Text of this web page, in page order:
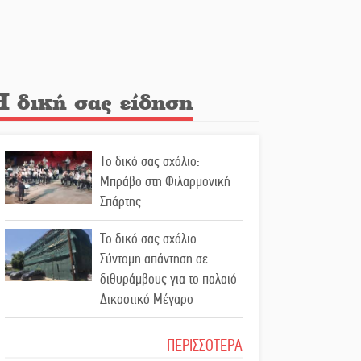
Κλήρωσε για τον Αστέρα
Οδύνη στην Απιδιά για τον
χαμό της 29χρονης Ελένης
σε τροχαίο
«Σφραγίδα» έργου και
απολογισμού στο
Παναρκαδικό από τον Κυρ.
Διαμαντάκο
Μια «χρυσή» ελαιοκομική
δική σας είδηση
Το δικό σας σχόλιο:
Μπράβο στη Φιλαρμονική
Σπάρτης
Το δικό σας σχόλιο:
Σύντομη απάντηση σε
διθυράμβους για το παλαιό
Δικαστικό Μέγαρο
Το δικό σας σχόλιο: Ιερή
ΠΕΡΙΣΣΟΤΕΡΑ